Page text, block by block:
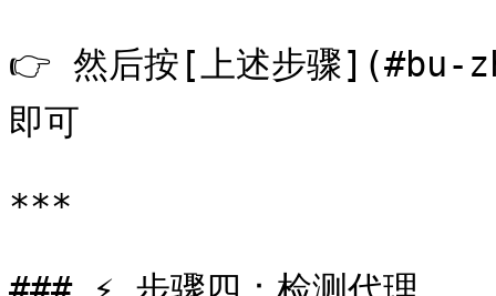
👉 然后按[上述步骤
即可
***